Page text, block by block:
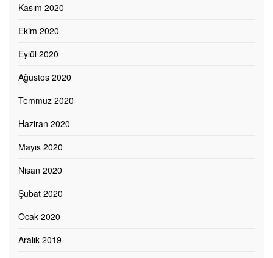
Kasım 2020
Ekim 2020
Eylül 2020
Ağustos 2020
Temmuz 2020
Haziran 2020
Mayıs 2020
Nisan 2020
Şubat 2020
Ocak 2020
Aralık 2019